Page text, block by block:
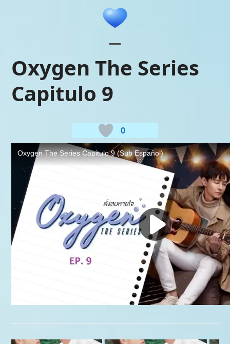
mobile
menu
mobile
menu
Oxygen The Series
Capitulo 9
0